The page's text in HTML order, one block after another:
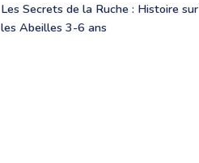
Les Secrets de la Ruche : Histoire sur
les Abeilles 3-6 ans